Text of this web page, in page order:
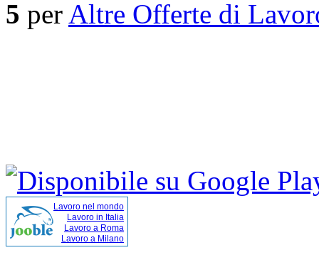
5 per Altre Offerte di
Lavoro nel mondo
Lavoro in Italia
Lavoro a Roma
Lavoro a Milano